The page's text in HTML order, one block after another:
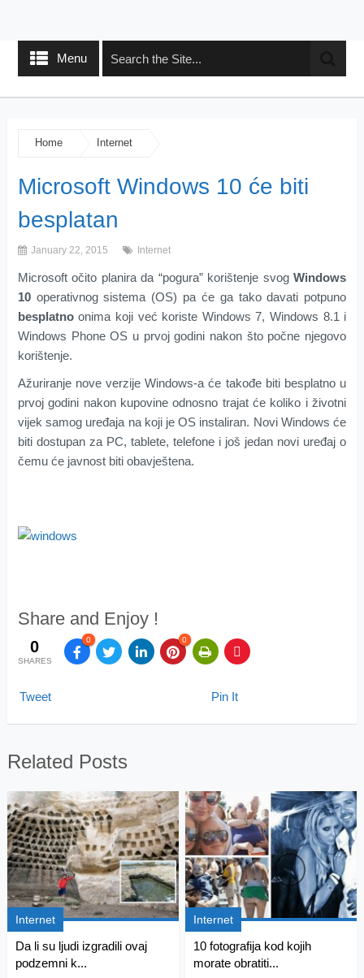
Menu
Home Internet
Microsoft Windows 10 će biti
besplatan
January 22, 2015 Internet
Microsoft očito planira da “pogura” korištenje svogWindows
10operativnog sistema (OS) pa će ga tako davati potpuno
besplatnoonima koji već koriste Windows 7, Windows 8.1 i
Windows Phone OS u prvoj godini nakon što počne njegovo
korištenje.
Ažuriranje nove verzije Windows-a će takođe biti besplatno u
prvoj godini nakon kupovine odnosno trajat će koliko i životni
vijek samog uređaja na koji je OS instaliran. Novi Windows će
biti dostupan za PC, tablete, telefone i još jedan novi uređaj o
čemu će javnost biti obavještena.
Share and Enjoy !
0
SHARES
0 0
Tweet Pin It
Related Posts
Internet
Da li su ljudi izgradili ovaj
podzemni k...
Internet
10 fotografija kod kojih
morate obratiti...